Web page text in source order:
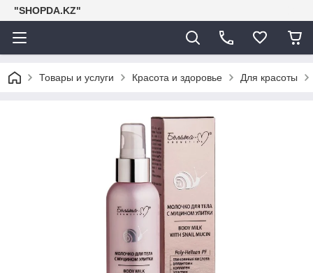
"SHOPDA.KZ"
Товары и услуги Красота и здоровье Для красоты